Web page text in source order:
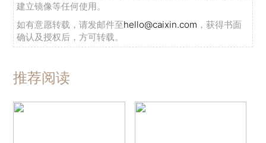
建立镜像等任何使用。
如有意愿转载，请发邮件至hello@caixin.com ，获得书面
确认及授权后，方可转载。
推荐阅读